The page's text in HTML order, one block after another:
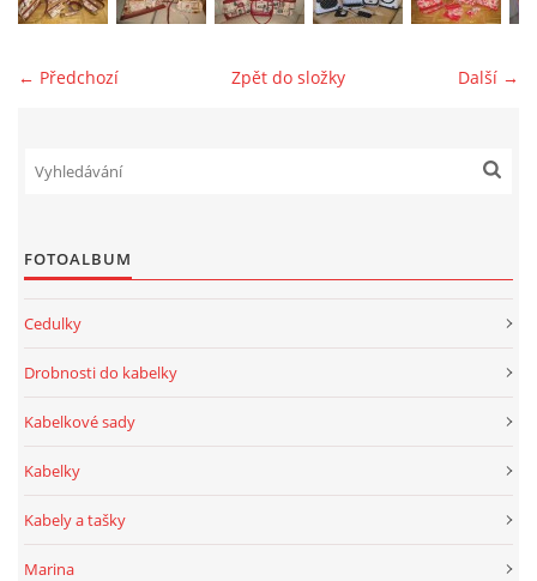
← Předchozí Další →
Zpět do složky
FOTOALBUM
Cedulky
Drobnosti do kabelky
Kabelkové sady
Kabelky
Kabely a tašky
Marina